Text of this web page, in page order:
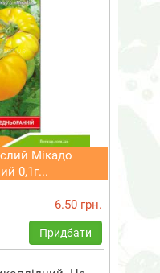
Мікадо
0,1г...
6.50 грн.
Придбати